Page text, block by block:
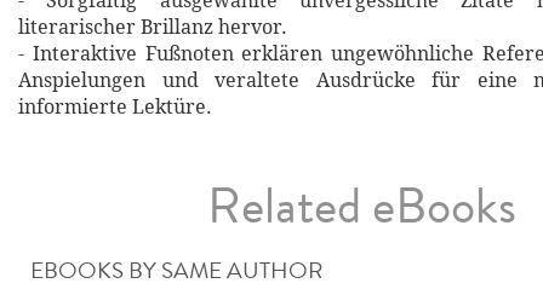
literarischer Brillanz hervor.
- Interaktive Fußnoten erklären ungewöhnliche
Anspielungen und veraltete Ausdrücke für eine
informierte Lektüre.
Related eBooks
EBOOKS BY SAME AUTHOR